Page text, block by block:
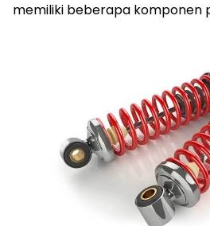
memiliki beberapa komponen